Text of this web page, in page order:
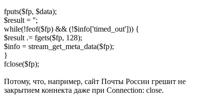
fputs($fp, $data);
$result = '';
while(!feof($fp) && (!$info['timed_out'])) {
$result .= fgets($fp, 128);
$info = stream_get_meta_data($fp);
}
fclose($fp);
Потому, что, например, сайт Почты России грешит не
закрытием коннекта даже при Connection: close.